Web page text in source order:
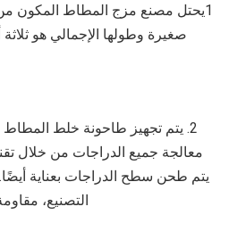
1يحتل مصنع مزج المطاط المكون
صغيرة وطولها الإجمالي هو
2. يتم تجهيز طاحونة خلط
معالجة جميع الدراجات من خلال
يتم طحن سطح الدراجات بعناية
التصنيع،